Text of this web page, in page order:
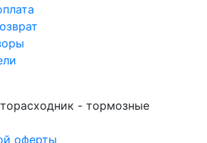
- тормозные
оферты